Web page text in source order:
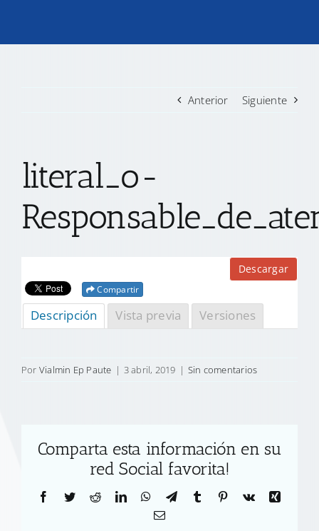
TRANSPARENCIA
CONTACTO
Anterior Siguiente
literal_o-
Descargar
Compartir
Descripción Vista previa Versiones
Por Vialmin Ep Paute | 3 abril, 2019 | Sin comentarios
Comparta esta información en su
red Social favorita!
Facebook
TwitterRedditLinkedInWhatsApp
TelegramTumblr Pinterest
Vk
Xing
Correo